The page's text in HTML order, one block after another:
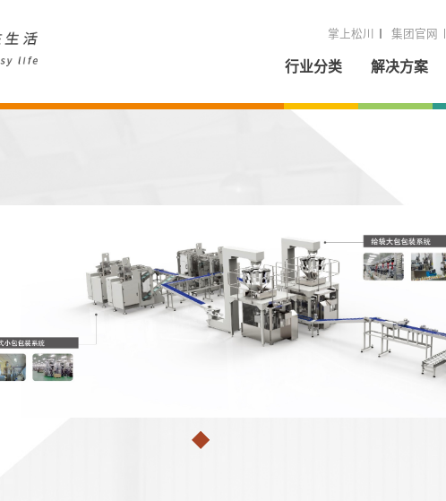
掌上松川 集团官网
行业分类 解决方案